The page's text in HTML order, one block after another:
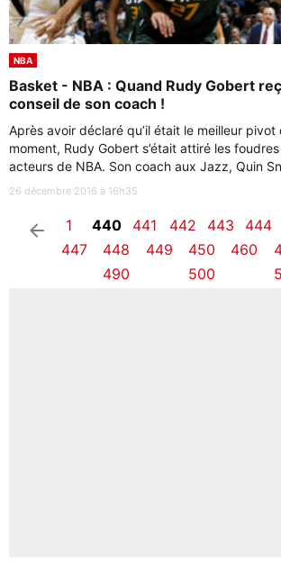
NBA
Basket - NBA : Quand Rudy Gobert
conseil de son coach !
Après avoir déclaré qu’il était le meilleur pivot
moment, Rudy Gobert s’était attiré les
acteurs de NBA. Son coach aux Jazz, Quin
26 décembre 2016 à 16h35
arrow_left 1 440 441 442 443 444
447
448 449 450 460
490
500